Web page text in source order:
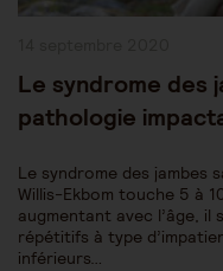
Le syndrome des
pathologie
Le syndrome des jambes
Willis-Ekbom touche 5 à
augmentant avec l’âge, il
répétitifs à type
inférieurs…